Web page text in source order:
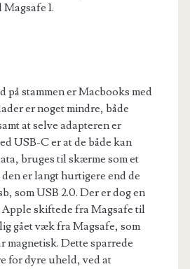
1.
på stammen er Macbooks med
er noget mindre, både
at selve adapteren er
USB-C er at de både kan
bruges til skærme som et
er langt hurtigere end de
som USB 2.0. Der er dog en
skiftede fra Magsafe til
gået væk fra Magsafe, som
magnetisk. Dette sparrede
for dyre uheld, ved at